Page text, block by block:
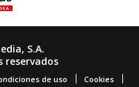
S.A.
reservados
de uso Cookies